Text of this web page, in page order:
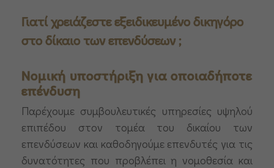
Γιατί χρειάζεστε εξειδικευμένο δικηγόρο
στο δίκαιο των επενδύσεων ;
Νομική υποστήριξη για οποιαδήποτε
επένδυση
Παρέχουμε συμβουλευτικές υπηρεσίες υψηλού
επιπέδου στον τομέα του δικαίου των
επενδύσεων και καθοδηγούμε επενδυτές για τις
δυνατότητες που προβλέπει η νομοθεσία και